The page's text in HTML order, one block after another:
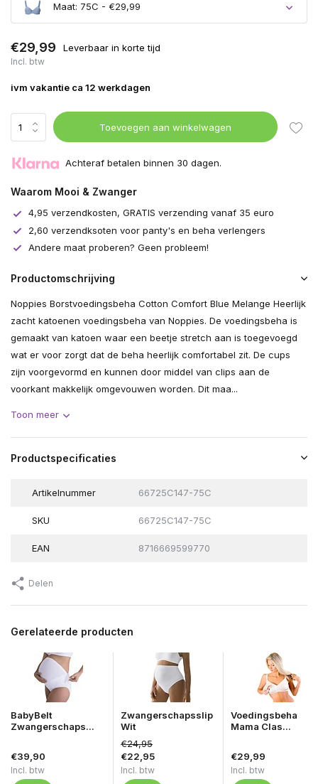
Maat: 75C - €29,99
€29,99 Leverbaar in korte tijd
Incl. btw
ivm vakantie ca 12 werkdagen
Toevoegen aan winkelwagen
Achteraf betalen binnen 30 dagen.
Waarom Mooi & Zwanger
4,95 verzendkosten, GRATIS verzending vanaf 35 euro
2,60 verzendksoten voor panty's en beha verlengers
Andere maat proberen? Geen probleem!
Productomschrijving
Noppies Borstvoedingsbeha Cotton Comfort Blue Melange Heerlijk
zacht katoenen voedingsbeha van Noppies. De voedingsbeha is
gemaakt van katoen waar een beetje stretch aan is toegevoegd
wat er voor zorgt dat de beha heerlijk comfortabel zit. De cups
zijn voorgevormd en kunnen door middel van clips aan de
voorkant makkelijk omgevouwen worden. Dit maa...
Toon meer
Productspecificaties
Artikelnummer 66725C147-75C
SKU 66725C147-75C
EAN 8716669599770
Delen
Gerelateerde producten
BabyBelt
Zwangerschaps...
€39,90
Incl. btw
Zwangerschapsslip
Wit
€24,95
€22,95
Incl. btw
Voedingsbeha
Mama Clas...
€29,99
Incl. btw